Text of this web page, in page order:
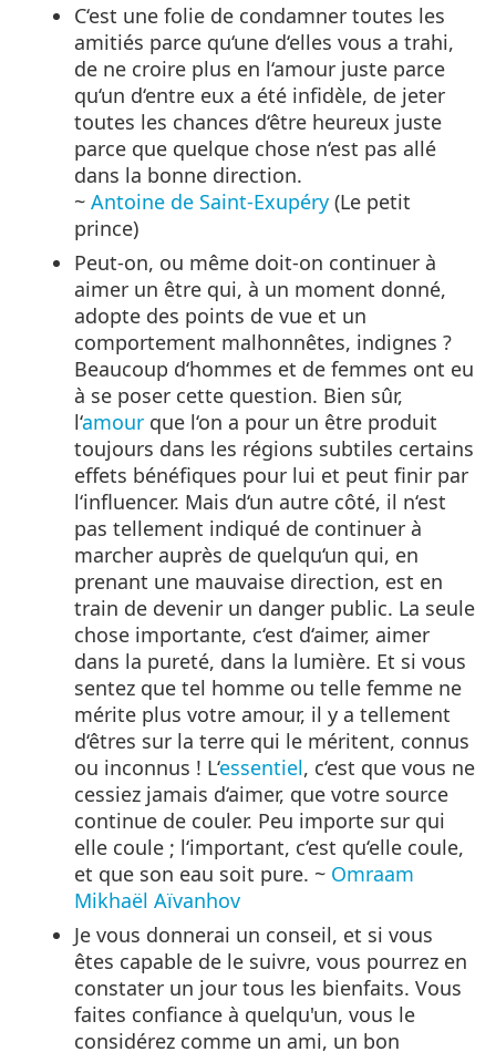
C‘est une folie de condamner toutes les
amitiés parce qu‘une d‘elles vous a trahi,
de ne croire plus en l‘amour juste parce
qu‘un d‘entre eux a été infidèle, de jeter
toutes les chances d‘être heureux juste
parce que quelque chose n‘est pas allé
dans la bonne direction.
~Antoine de Saint‑Exupéry (Le petit
prince)
Peut-on, ou même doit-on continuer à
aimer un être qui, à un moment donné,
adopte des points de vue et un
comportement malhonnêtes, indignes ?
Beaucoup d‘hommes et de femmes ont eu
à se poser cette question. Bien sûr,
l‘amour que l‘on a pour un être produit
toujours dans les régions subtiles certains
effets bénéfiques pour lui et peut finir par
l‘influencer. Mais d‘un autre côté, il n‘est
pas tellement indiqué de continuer à
marcher auprès de quelqu‘un qui, en
prenant une mauvaise direction, est en
train de devenir un danger public. La seule
chose importante, c‘est d‘aimer, aimer
dans la pureté, dans la lumière. Et si vous
sentez que tel homme ou telle femme ne
mérite plus votre amour, il y a tellement
d‘êtres sur la terre qui le méritent, connus
ou inconnus ! L‘essentiel, c‘est que vous ne
cessiez jamais d‘aimer, que votre source
continue de couler. Peu importe sur qui
elle coule ; l‘important, c‘est qu‘elle coule,
et que son eau soit pure. ~ Omraam
Mikhaël Aïvanhov
Je vous donnerai un conseil, et si vous
êtes capable de le suivre, vous pourrez en
constater un jour tous les bienfaits. Vous
faites confiance à quelqu'un, vous le
considérez comme un ami, un bon